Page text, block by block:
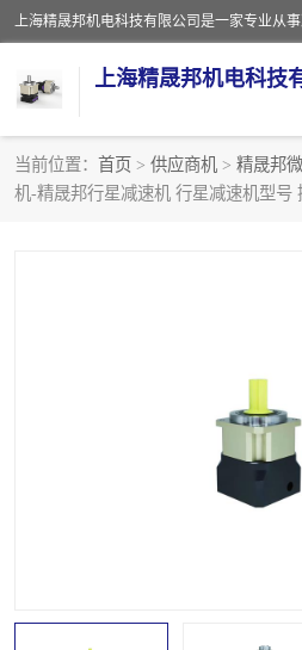
上海精晟邦机电科技
当前位置： 首页 > 供应商机 > 精晟邦
机-精晟邦行星减速机 行星减速机型号
减速电机